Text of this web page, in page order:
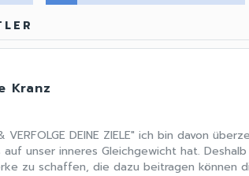
Kranz
& VERFOLGE DEINE ZIELE" ich bin davon
unser inneres Gleichgewicht hat.
zu schaffen, die dazu beitragen können